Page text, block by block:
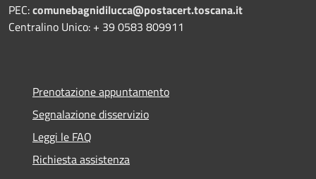
PEC:comunebagnidilucca@postacert.toscana.it
Centralino Unico: + 39 0583 809911
Prenotazione appuntamento
Segnalazione disservizio
Leggi le FAQ
Richiesta assistenza